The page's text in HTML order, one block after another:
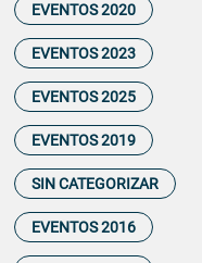
EVENTOS 2020
EVENTOS 2023
EVENTOS 2025
EVENTOS 2019
SIN CATEGORIZAR
EVENTOS 2016